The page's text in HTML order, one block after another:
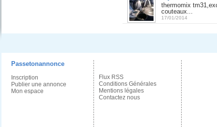
thermomix
couteaux...
17/01/2014
Passetonannonce
Inscription
Publier une annonce
Mon espace
Flux RSS
Conditions Générales
Mentions légales
Contactez nous